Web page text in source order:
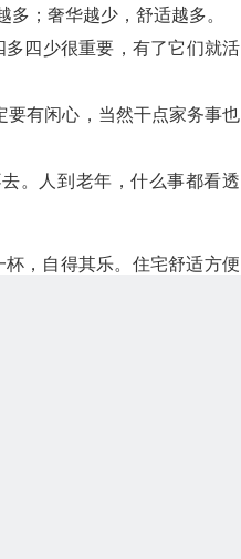
；奢华越少，舒适越多。
四少很重要，有了它们就活
要有闲心，当然干点家务事也
。人到老年，什么事都看透
，自得其乐。住宅舒适方便